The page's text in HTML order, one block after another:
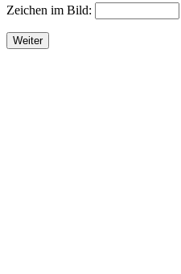
Zeichen im Bild:
Weiter